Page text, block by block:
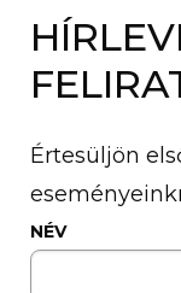
Értesüljön
NÉV